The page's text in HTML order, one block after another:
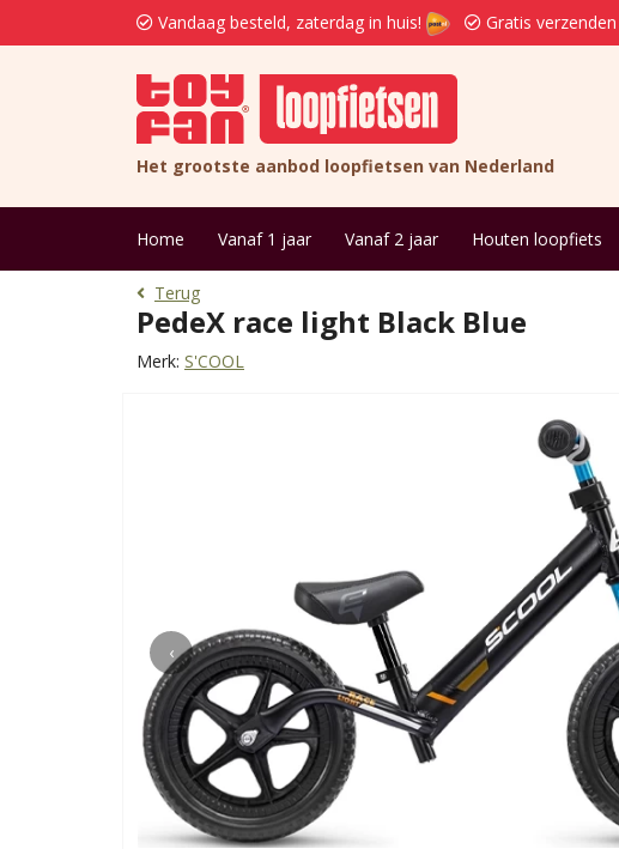
Vandaag besteld, zaterdag in huis! Gratis
Het grootste aanbod loopfietsen van Nederland
Home Vanaf 1 jaar Vanaf 2 jaar Houten loopfiets
Terug
PedeX race light Black Blue
Merk: S'COOL
‹